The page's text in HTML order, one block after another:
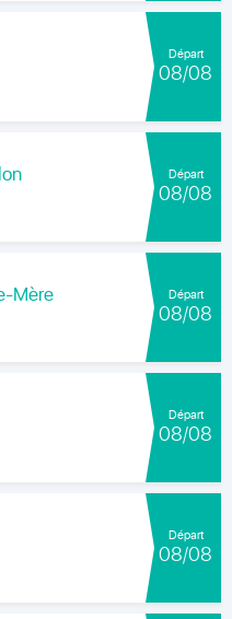
Départ
08/08
Départ
08/08
Mère Départ
08/08
Départ
08/08
Départ
08/08